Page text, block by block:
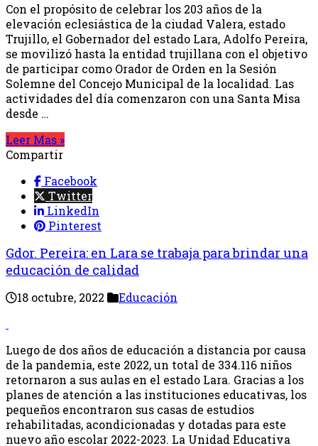
Con el propósito de celebrar los 203 años de la
elevación eclesiástica de la ciudad Valera, estado
Trujillo, el Gobernador del estado Lara, Adolfo Pereira,
se movilizó hasta la entidad trujillana con el objetivo
de participar como Orador de Orden en la Sesión
Solemne del Concejo Municipal de la localidad. Las
actividades del día comenzaron con una Santa Misa
desde …
Leer Mas »
Compartir
Facebook
Twitter
LinkedIn
Pinterest
Gdor. Pereira: en Lara se trabaja para brindar una
educación de calidad
18 octubre, 2022 Educación
Luego de dos años de educación a distancia por causa
de la pandemia, este 2022, un total de 334.116 niños
retornaron a sus aulas en el estado Lara. Gracias a los
planes de atención a las instituciones educativas, los
pequeños encontraron sus casas de estudios
rehabilitadas, acondicionadas y dotadas para este
nuevo año escolar 2022-2023. La Unidad Educativa